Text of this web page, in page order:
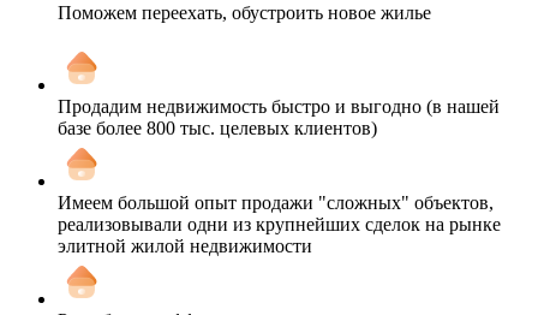
Поможем переехать, обустроить новое жилье
Продадим недвижимость быстро и выгодно (в нашей
базе более 800 тыс. целевых клиентов)
Имеем большой опыт продажи "сложных" объектов,
реализовывали одни из крупнейших сделок на рынке
элитной жилой недвижимости